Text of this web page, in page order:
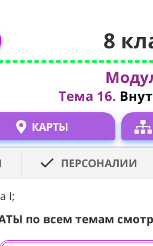
8
Тема 16.
КАРТЫ
ПЕРСОНАЛИИ
I;
по всем темам